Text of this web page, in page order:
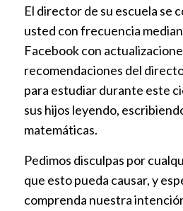
El director de su escuela se
usted con frecuencia
Facebook con
recomendaciones del
para estudiar durante este
sus hijos leyendo,
matemáticas.
Pedimos disculpas por
que esto pueda causar, y
comprenda nuestra